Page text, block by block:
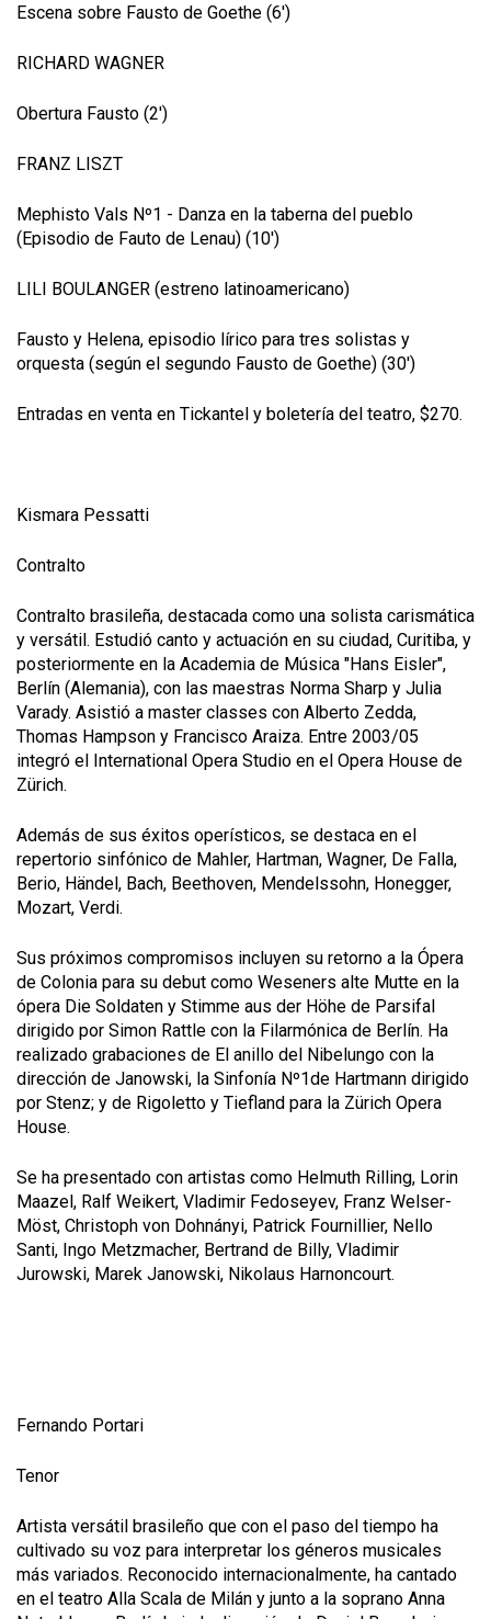
Escena sobre Fausto de Goethe (6')
RICHARD WAGNER
Obertura Fausto (2')
FRANZ LISZT
Mephisto Vals Nº1 - Danza en la taberna del pueblo
(Episodio de Fauto de Lenau) (10')
LILI BOULANGER (estreno latinoamericano)
Fausto y Helena, episodio lírico para tres solistas y
orquesta (según el segundo Fausto de Goethe) (30')
Entradas en venta en Tickantel y boletería del teatro, $270.
Kismara Pessatti
Contralto
Contralto brasileña, destacada como una solista carismática
y versátil. Estudió canto y actuación en su ciudad, Curitiba, y
posteriormente en la Academia de Música "Hans Eisler",
Berlín (Alemania), con las maestras Norma Sharp y Julia
Varady. Asistió a master classes con Alberto Zedda,
Thomas Hampson y Francisco Araiza. Entre 2003/05
integró el International Opera Studio en el Opera House de
Zürich.
Además de sus éxitos operísticos, se destaca en el
repertorio sinfónico de Mahler, Hartman, Wagner, De Falla,
Berio, Händel, Bach, Beethoven, Mendelssohn, Honegger,
Mozart, Verdi.
Sus próximos compromisos incluyen su retorno a la Ópera
de Colonia para su debut como Weseners alte Mutte en la
ópera Die Soldaten y Stimme aus der Höhe de Parsifal
dirigido por Simon Rattle con la Filarmónica de Berlín. Ha
realizado grabaciones de El anillo del Nibelungo con la
dirección de Janowski, la Sinfonía Nº1de Hartmann dirigido
por Stenz; y de Rigoletto y Tiefland para la Zürich Opera
House.
Se ha presentado con artistas como Helmuth Rilling, Lorin
Maazel, Ralf Weikert, Vladimir Fedoseyev, Franz Welser-
Möst, Christoph von Dohnányi, Patrick Fournillier, Nello
Santi, Ingo Metzmacher, Bertrand de Billy, Vladimir
Jurowski, Marek Janowski, Nikolaus Harnoncourt.
Fernando Portari
Tenor
Artista versátil brasileño que con el paso del tiempo ha
cultivado su voz para interpretar los géneros musicales
más variados. Reconocido internacionalmente, ha cantado
en el teatro Alla Scala de Milán y junto a la soprano Anna